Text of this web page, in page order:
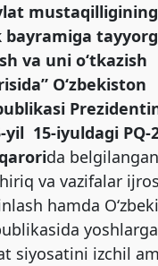
bayramiga
va uni o‘tkazish
O‘zbekiston
yil 15-iyuldagi PQ-
da belgilangan
va vazifalar
hamda
siyosatini izchil